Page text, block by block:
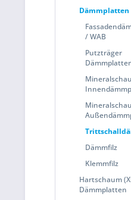
/ WAB
Putzträger
Dämmfilz
Klemmfilz
Hartschaum
Dämmplatten